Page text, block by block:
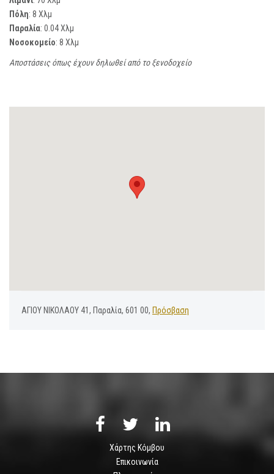
Πόλη: 8 Χλμ
Παραλία: 0.04 Χλμ
Νοσοκομείο: 8 Χλμ
Αποστάσεις όπως έχουν δηλωθεί από το ξενοδοχείο
ΑΓΙΟΥ ΝΙΚΟΛΑΟΥ 41, Παραλία, 601 00, Πρόσβαση
Χάρτης Κόμβου
Επικοινωνία